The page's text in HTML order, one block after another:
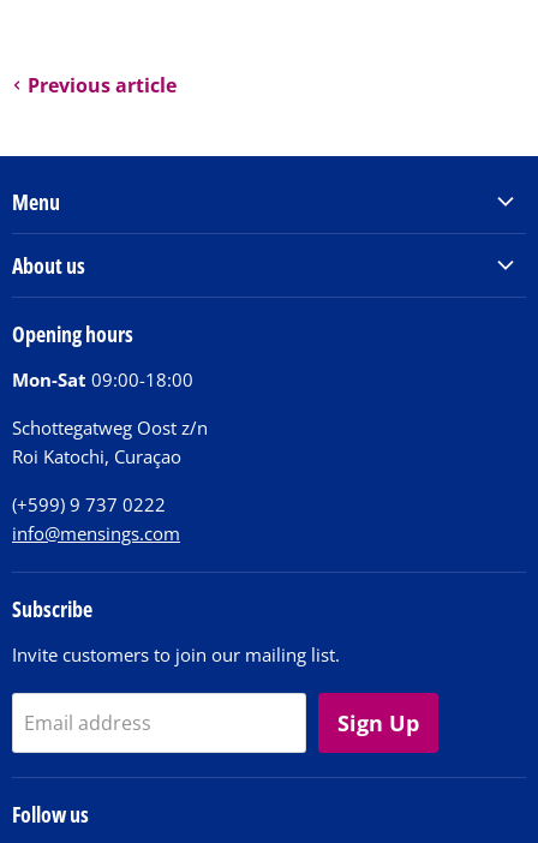
Previous article
Menu
Tickets
Huntu nos por E-Card
About us
Donations
Jobs
FAQ
Contact
Opening hours
Mon-Sat 09:00-18:00
Schottegatweg Oost z/n
Roi Katochi, Curaçao
(+599) 9 737 0222
info@mensings.com
Subscribe
Invite customers to join our mailing list.
Email address Sign Up
Follow us